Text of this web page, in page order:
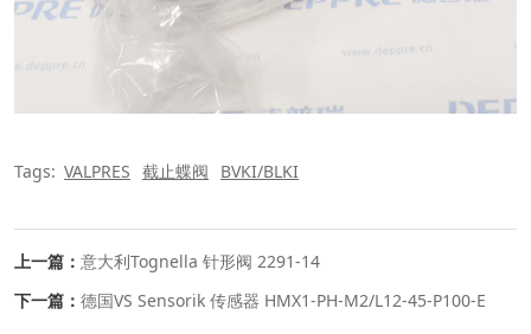
Tags: VALPRES 截止蝶阀 BVKI/BLKI
上一篇： 意大利Tognella 针形阀 2291-14
下一篇： 德国VS Sensorik 传感器 HMX1-PH-M2/L12-45-P100-E